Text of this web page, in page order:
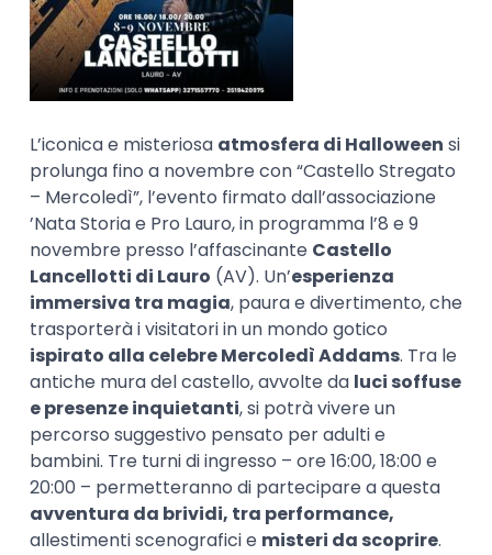
L’iconica e misteriosa atmosfera di Halloween si
prolunga fino a novembre con “Castello Stregato
– Mercoledì”, l’evento firmato dall’associazione
’Nata Storia e Pro Lauro, in programma l’8 e 9
novembre presso l’affascinante Castello
Lancellotti di Lauro (AV). Un’esperienza
immersiva tra magia, paura e divertimento, che
trasporterà i visitatori in un mondo gotico
ispirato alla celebre Mercoledì Addams. Tra le
antiche mura del castello, avvolte da luci soffuse
e presenze inquietanti, si potrà vivere un
percorso suggestivo pensato per adulti e
bambini. Tre turni di ingresso – ore 16:00, 18:00 e
20:00 – permetteranno di partecipare a questa
avventura da brividi, tra performance,
allestimenti scenografici e misteri da scoprire.